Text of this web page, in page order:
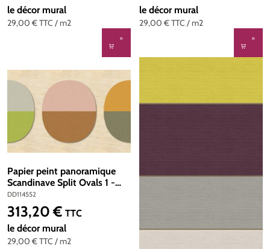
29,00 €TTC / m2
le décor mural
29,00 €TTC / m2
le décor mural
Papier peint panoramique
Scandinave Split Ovals 1 -
Référence DD114552 - Intissé
200g/m2 - Standard 400 x
270
DD114552
29,00 €TTC / m2
Prix régulier :
313,20 € TTC
le décor mural